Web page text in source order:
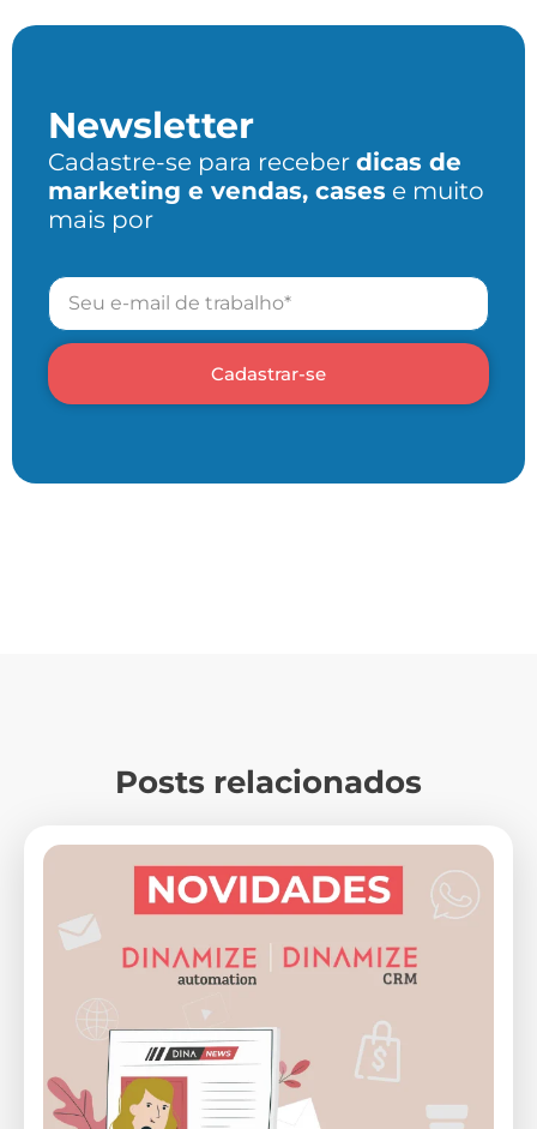
Newsletter
Cadastre-se para receber dicas de
marketing e vendas, cases e muito
mais por
Cadastrar-se
Posts relacionados